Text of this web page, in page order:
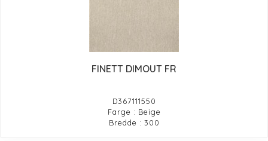
FINETT DIMOUT FR
D367111550
Farge : Beige
Bredde : 300